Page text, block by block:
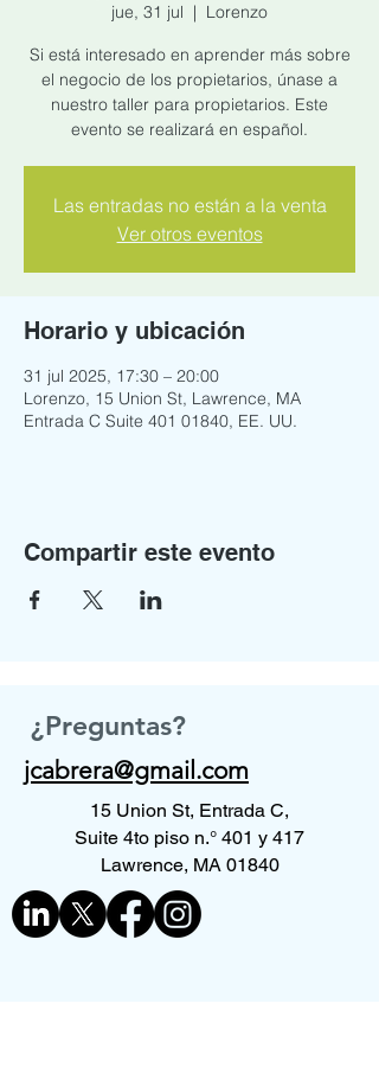
jue, 31 jul
  |
Lorenzo
Si está interesado en aprender más sobre
el negocio de los propietarios, únase a
nuestro taller para propietarios. Este
evento se realizará en español.
Las entradas no están a la venta
Ver otros eventos
Horario y ubicación
31 jul 2025, 17:30 – 20:00
Lorenzo, 15 Union St, Lawrence, MA
Entrada C Suite 401 01840, EE. UU.
Compartir este evento
¿Preguntas?
jcabrera@gmail.com
15 Union St, Entrada C,
Suite 4to piso n.° 401 y 417
Lawrence, MA 01840